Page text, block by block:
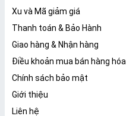
Xu và Mã giảm giá
Thanh toán & Bảo Hành
Giao hàng & Nhận hàng
Điều khoản mua bán hàng hóa
Chính sách bảo mật
Giới thiệu
Liên hệ